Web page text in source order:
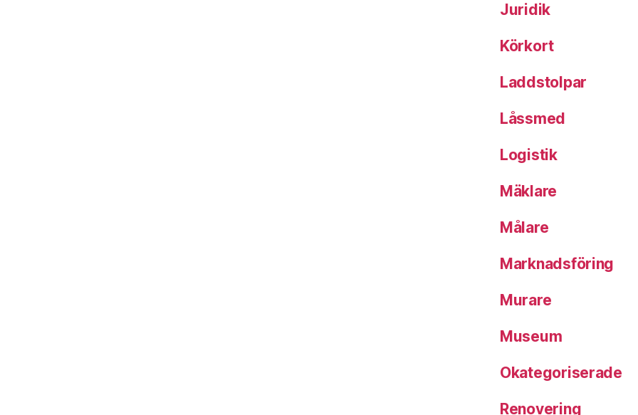
Juridik
Körkort
Laddstolpar
Låssmed
Logistik
Mäklare
Målare
Marknadsföring
Murare
Museum
Okategoriserade
Renovering